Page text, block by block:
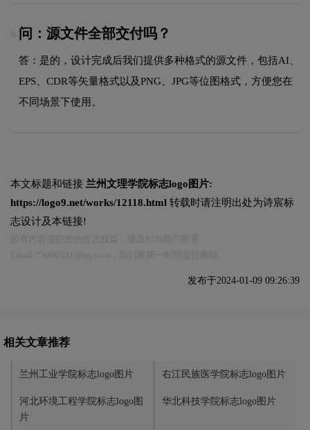
6. 问：源文件全部交付吗？
答：是的，设计完成后我们提供多种格式的源文件，包括AI、
EPS、CDR等矢量格式以及PNG、JPG等位图格式，方便您在
不同场景下使用。
本文标题和链接 兰州文理学院标志logo图片:
https://logo9.net/works/12118.html 转载时请注明出处为诗宸标
志设计及本链接!
发布于2024-01-09 09:26:39
相关文章推荐
兰州工业学院标志logo图片 右江民族医学院标志logo图片
河北环境工程学院标志logo图
片
华北科技学院标志logo图片